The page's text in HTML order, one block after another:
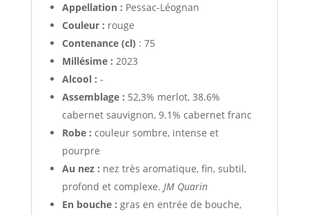
Appellation : Pessac-Léognan
Couleur : rouge
Contenance (cl) : 75
Millésime : 2023
Alcool : -
Assemblage : 52,3% merlot, 38.6%
cabernet sauvignon, 9.1% cabernet franc
Robe : couleur sombre, intense et
pourpre
Au nez : nez très aromatique, fin, subtil,
profond et complexe. JM Quarin
En bouche : gras en entrée de bouche,